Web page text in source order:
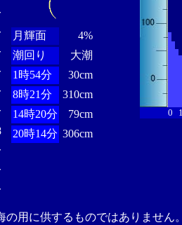
月輝面
4%
潮回り
大潮
1時54分
30cm
8時21分
310cm
14時20分
79cm
20時14分 306cm
0
の用に供するものではありませ